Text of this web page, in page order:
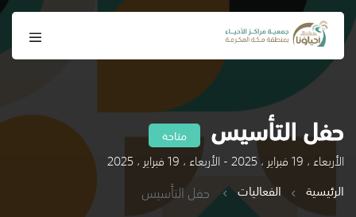
حفل التأسيس متاحة
الأربعاء ، 19 فبراير ، 2025 - الأربعاء ، 19 فبراير ، 2025
الرئيسية
الفعاليات حفل التأسيس